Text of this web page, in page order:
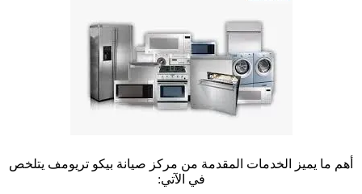
أهم ما يميز الخدمات المقدمة من مركز صيانة بيكو تريومف يتلخص
في الآتي: